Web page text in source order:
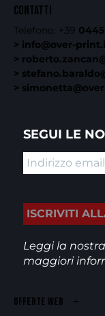
CONTATTI
Telefono: +39 0445
> info@over-
>
>
>
SEGUI LE
Leggi la nostra
maggiori
OFFERTE WEB